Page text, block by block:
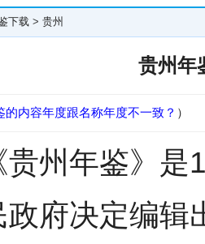
下载 > 贵州
贵州年
的内容年度跟名称年度不一致？ ）
贵州年鉴》是
政府决定编辑